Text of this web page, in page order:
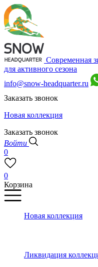
Современная
для активного сезона
info@snow-headquarter.ru
Заказать звонок
Новая коллекция
Заказать звонок
Войти
0
0
Корзина
Новая коллекция
Ликвидация